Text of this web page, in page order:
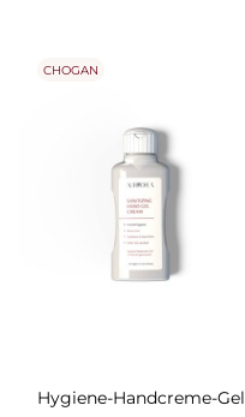
Hygiene-Handcreme-Gel
CHOGAN